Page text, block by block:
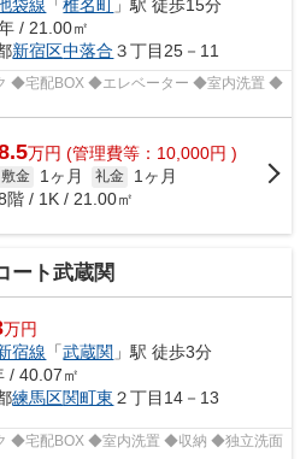
袋線 「椎名町
」駅 徒歩15分
/ 21.00㎡
新宿区中落合 ３丁目25－11
◆宅配BOX ◆エレベーター ◆室内洗置 ◆
万円 (管理費等：10,000円 )
敷金 1ヶ月 礼金
1ヶ月
階 / 1K / 21.00㎡
ート武蔵関
万円
宿線 「武蔵関 」駅 徒歩3分
/ 40.07㎡
練馬区関町東 ２丁目14－13
◆宅配BOX ◆室内洗置 ◆収納 ◆独立洗面